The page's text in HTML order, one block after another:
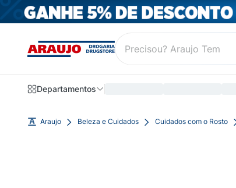
Departamentos
Araujo Beleza e Cuidados Cuidados com o Rosto